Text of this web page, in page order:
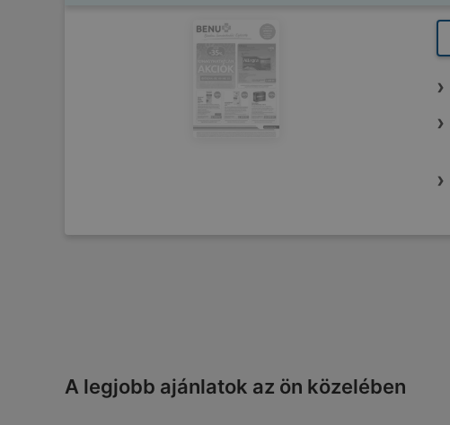
A legjobb ajánlatok az ön közelében